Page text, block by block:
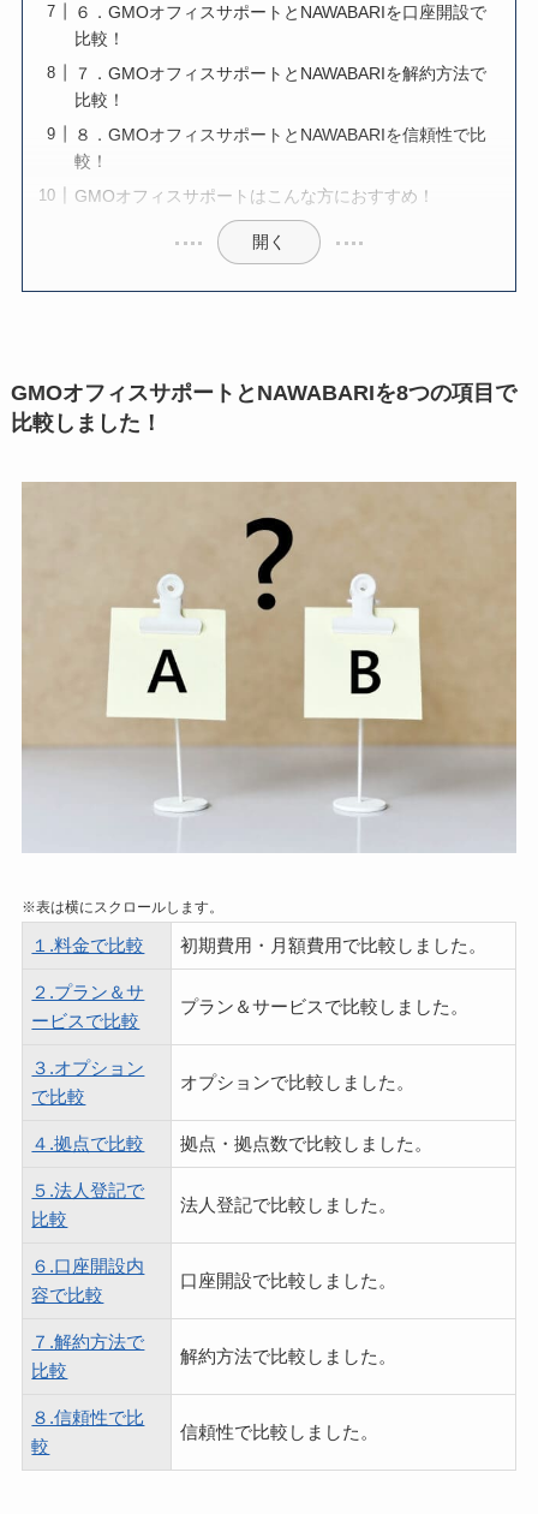
６．GMOオフィスサポートとNAWABARIを口座開設で
比較！
７．GMOオフィスサポートとNAWABARIを解約方法で
比較！
８．GMOオフィスサポートとNAWABARIを信頼性で比
較！
GMOオフィスサポートはこんな方におすすめ！
開く
GMOオフィスサポートとNAWABARIを8つの項目で
比較しました！
※表は横にスクロールします。
１.料金で比較 初期費用・月額費用で比較しました。
２.プラン＆サ
ービスで比較
プラン＆サービスで比較しました。
３.オプション
で比較
オプションで比較しました。
４.拠点で比較 拠点・拠点数で比較しました。
５.法人登記で
比較
法人登記で比較しました。
６.口座開設内
容で比較
口座開設で比較しました。
７.解約方法で
比較
解約方法で比較しました。
８.信頼性で比
較
信頼性で比較しました。